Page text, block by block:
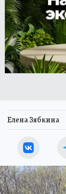
Елена Зябкина